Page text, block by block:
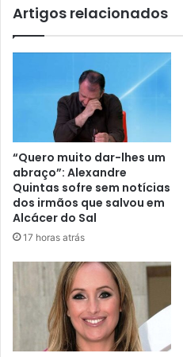
Artigos relacionados
“Quero muito dar-lhes um
abraço”: Alexandre
Quintas sofre sem notícias
dos irmãos que salvou em
Alcácer do Sal
17 horas atrás